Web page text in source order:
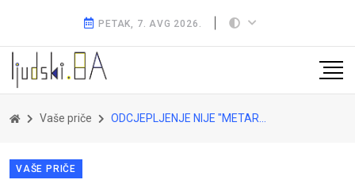
PETAK, 7. AVG 2026.
Vaše priče ODCJEPLJENJE NIJE "METAR DRVA": Dodikove grijehe ispaštat će njegovi slijepi sljedbenici
VAŠE PRIČE